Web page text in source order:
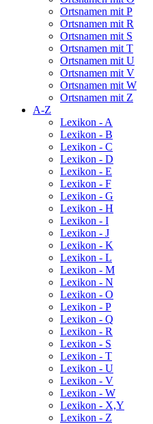
Ortsnamen mit P
Ortsnamen mit R
Ortsnamen mit S
Ortsnamen mit T
Ortsnamen mit U
Ortsnamen mit V
Ortsnamen mit W
Ortsnamen mit Z
A-Z
Lexikon - A
Lexikon - B
Lexikon - C
Lexikon - D
Lexikon - E
Lexikon - F
Lexikon - G
Lexikon - H
Lexikon - I
Lexikon - J
Lexikon - K
Lexikon - L
Lexikon - M
Lexikon - N
Lexikon - O
Lexikon - P
Lexikon - Q
Lexikon - R
Lexikon - S
Lexikon - T
Lexikon - U
Lexikon - V
Lexikon - W
Lexikon - X,Y
Lexikon - Z